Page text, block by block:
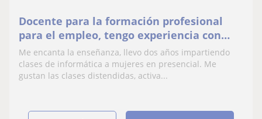
Docente para la formación profesional
para el empleo, tengo experiencia con
mujeres desempl. Tb animadora
sociocultural en coles
Me encanta la enseñanza, llevo dos años impartiendo
clases de informática a mujeres en presencial. Me
gustan las clases distendidas, activa...